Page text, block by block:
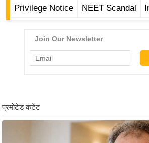
ड
Privilege Notice NEET Scandal